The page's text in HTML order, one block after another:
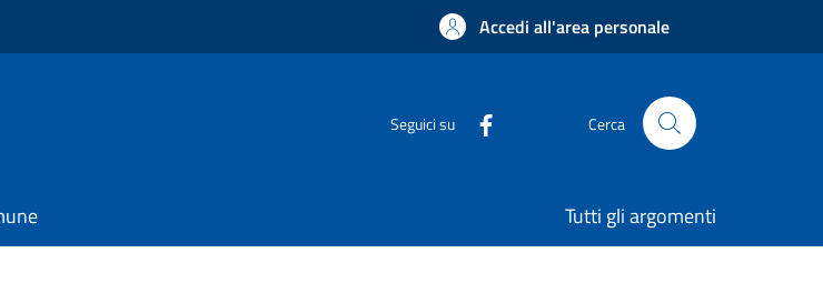
Accedi all'area personale
Seguici su Cerca
Tutti gli argomenti